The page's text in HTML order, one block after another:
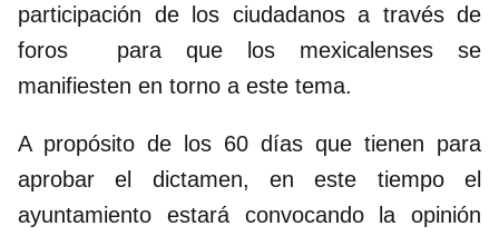
participación de los ciudadanos a través de
foros para que los mexicalenses se
manifiesten en torno a este tema.
A propósito de los 60 días que tienen para
aprobar el dictamen, en este tiempo el
ayuntamiento estará convocando la opinión